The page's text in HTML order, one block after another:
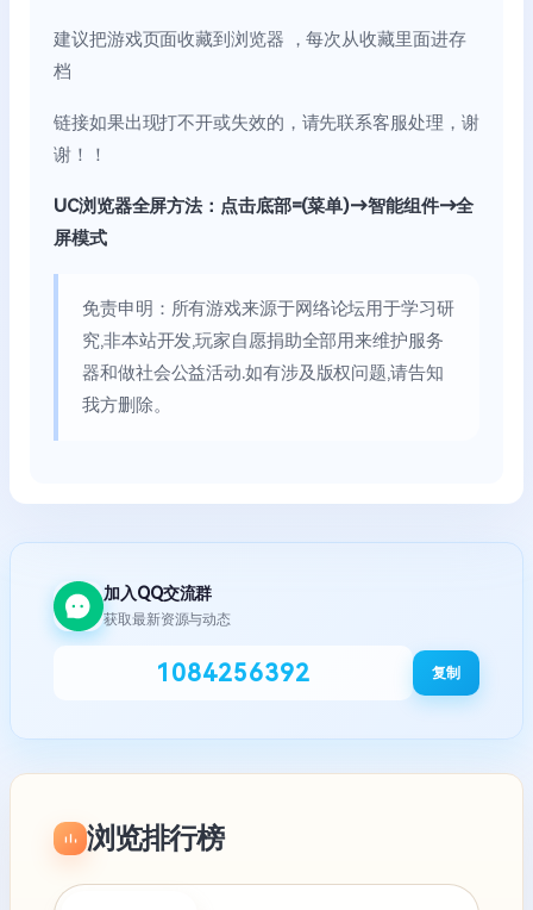
建议把游戏页面收藏到浏览器 ，每次从收藏里面进存
档
链接如果出现打不开或失效的，请先联系客服处理，谢
谢！！
UC浏览器全屏方法：点击底部=(菜单)→智能组件→全
屏模式
免责申明：所有游戏来源于网络论坛用于学习研
究,非本站开发,玩家自愿捐助全部用来维护服务
器和做社会公益活动.如有涉及版权问题,请告知
我方删除。
加入QQ交流群
获取最新资源与动态
1084256392 复制
浏览排行榜